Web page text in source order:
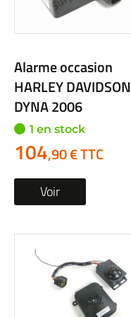
Alarme occasion
HARLEY DAVIDSON
DYNA 2006
1 en stock
104,90 € TTC
Voir